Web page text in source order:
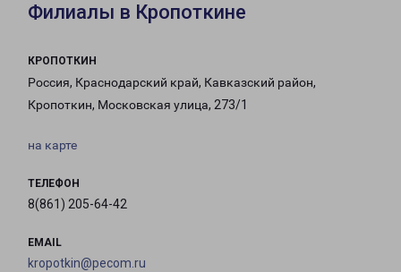
Филиалы в Кропоткине
КРОПОТКИН
Россия, Краснодарский край, Кавказский район,
Кропоткин, Московская улица, 273/1
на карте
ТЕЛЕФОН
8(861) 205-64-42
EMAIL
kropotkin@pecom.ru